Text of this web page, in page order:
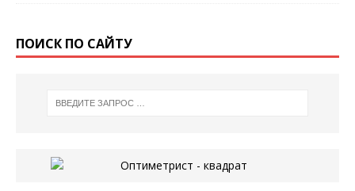
ПОИСК ПО САЙТУ